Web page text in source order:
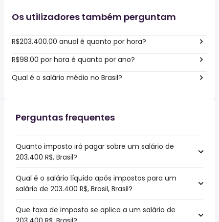
Os utilizadores também perguntam
R$203.400.00 anual é quanto por hora?
R$98.00 por hora é quanto por ano?
Qual é o salário médio no Brasil?
Perguntas frequentes
Quanto imposto irá pagar sobre um salário de
203.400 R$, Brasil?
Qual é o salário líquido após impostos para um
salário de 203.400 R$, Brasil, Brasil?
Que taxa de imposto se aplica a um salário de